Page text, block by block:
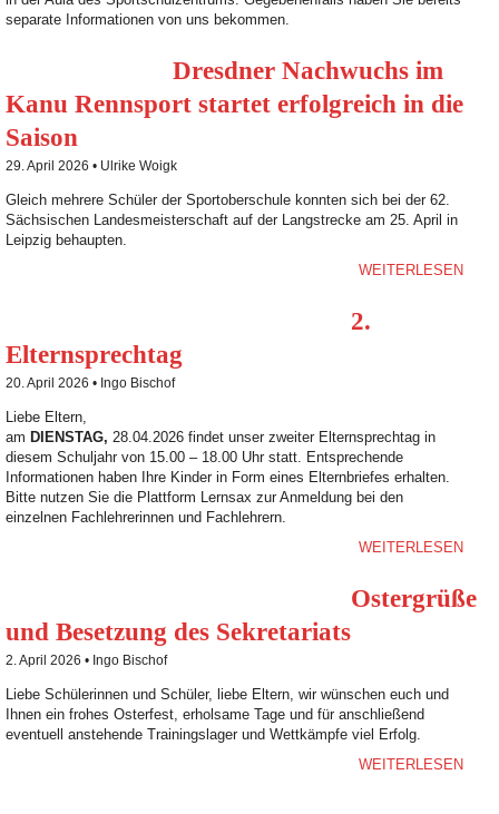
separate Informationen von uns bekommen.
Dresdner Nachwuchs im
Kanu Rennsport startet erfolgreich in die
Saison
29. April 2026 • Ulrike Woigk
Gleich mehrere Schüler der Sportoberschule konnten sich bei der 62.
Sächsischen Landesmeisterschaft auf der Langstrecke am 25. April in
Leipzig behaupten.
WEITERLESEN
2.
Elternsprechtag
20. April 2026 • Ingo Bischof
Liebe Eltern,
am DIENSTAG, 28.04.2026 findet unser zweiter Elternsprechtag in
diesem Schuljahr von 15.00 – 18.00 Uhr statt. Entsprechende
Informationen haben Ihre Kinder in Form eines Elternbriefes erhalten.
Bitte nutzen Sie die Plattform Lernsax zur Anmeldung bei den
einzelnen Fachlehrerinnen und Fachlehrern.
WEITERLESEN
Ostergrüße
und Besetzung des Sekretariats
2. April 2026 • Ingo Bischof
Liebe Schülerinnen und Schüler, liebe Eltern, wir wünschen euch und
Ihnen ein frohes Osterfest, erholsame Tage und für anschließend
eventuell anstehende Trainingslager und Wettkämpfe viel Erfolg.
WEITERLESEN